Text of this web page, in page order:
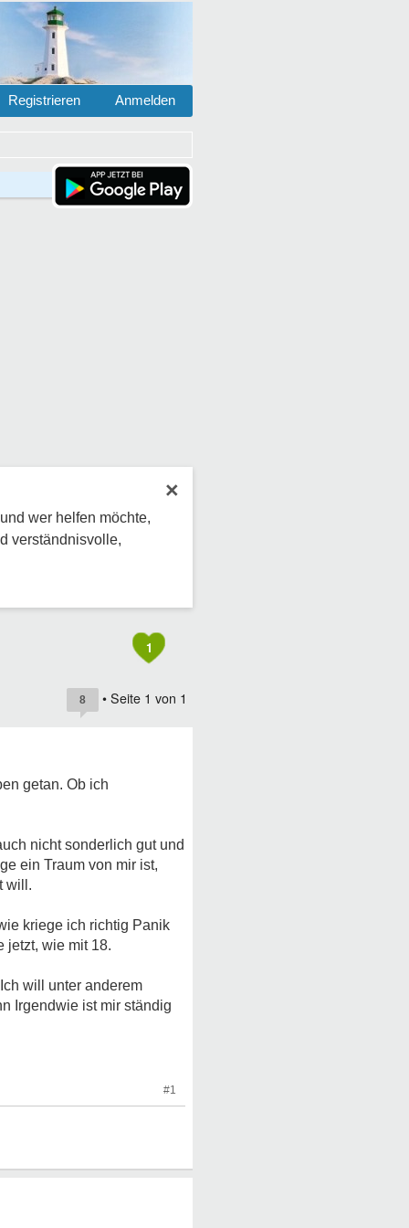
Anmelden
Registrieren
×
wer helfen möchte,
verständnisvolle,
1
8 • Seite 1 von 1
getan. Ob ich
nicht sonderlich gut und
ein Traum von mir ist,
will.
kriege ich richtig Panik
jetzt, wie mit 18.
will unter anderem
Irgendwie ist mir ständig
#1